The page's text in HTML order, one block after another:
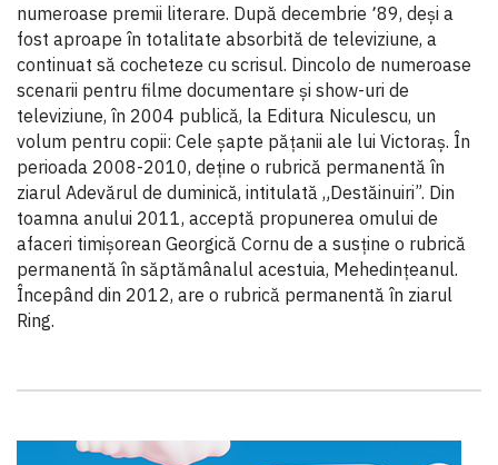
numeroase premii literare. După decembrie ՚89, deşi a
fost aproape în totalitate absorbită de televiziune, a
continuat să cocheteze cu scrisul. Dincolo de numeroase
scenarii pentru filme documentare şi show-uri de
televiziune, în 2004 publică, la Editura Niculescu, un
volum pentru copii: Cele şapte păţanii ale lui Victoraş. În
perioada 2008-2010, deţine o rubrică permanentă în
ziarul Adevărul de duminică, intitulată „Destăinuiri”. Din
toamna anului 2011, acceptă propunerea omului de
afaceri timişorean Georgică Cornu de a susţine o rubrică
permanentă în săptămânalul acestuia, Mehedinţeanul.
Începând din 2012, are o rubrică permanentă în ziarul
Ring.